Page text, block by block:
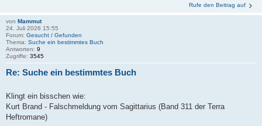
Rufe den Beitrag auf
von Mammut
24. Juli 2026 15:55
Forum: Gesucht / Gefunden
Thema: Suche ein bestimmtes Buch
Antworten: 9
Zugriffe: 3545
Re: Suche ein bestimmtes Buch
Klingt ein bisschen wie:
Kurt Brand - Falschmeldung vom Sagittarius (Band 311 der Terra
Heftromane)